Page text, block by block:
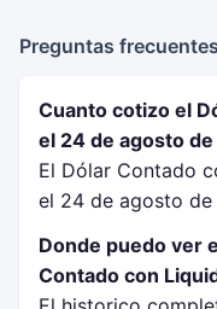
Preguntas frecuentes
Cuanto cotizo el
el 24 de agosto de
El Dólar Contado
el 24 de agosto de
Donde puedo ver
Contado con